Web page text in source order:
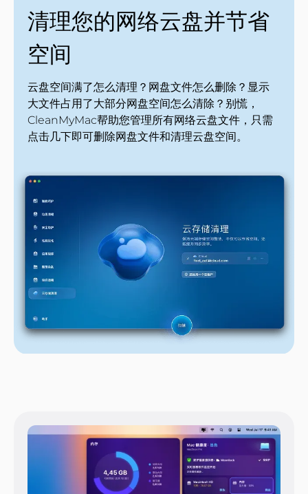
清理您的网络云盘并节省
空间
云盘空间满了怎么清理？网盘文件怎么删除？显示
大文件占用了大部分网盘空间怎么清除？别慌，
CleanMyMac帮助您管理所有网络云盘文件，只需
点击几下即可删除网盘文件和清理云盘空间。